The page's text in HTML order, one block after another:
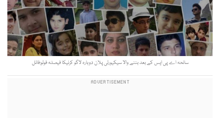
سانحہ اے پی ایس کے بعد بننے والا سیکیورٹی پلان دوبارہ لاگو کرنیکا فیصلہ فوٹو:فائل